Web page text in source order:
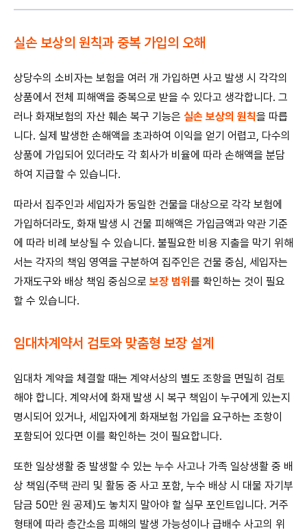
실손 보상의 원칙과 중복 가입의 오해
상당수의 소비자는 보험을 여러 개 가입하면 사고 발생 시 각각의
상품에서 전체 피해액을 중복으로 받을 수 있다고 생각합니다. 그
러나 화재보험의 자산 훼손 복구 기능은 실손 보상의 원칙을 따릅
니다. 실제 발생한 손해액을 초과하여 이익을 얻기 어렵고, 다수의
상품에 가입되어 있더라도 각 회사가 비율에 따라 손해액을 분담
하여 지급할 수 있습니다.
따라서 집주인과 세입자가 동일한 건물을 대상으로 각각 보험에
가입하더라도, 화재 발생 시 건물 피해액은 가입금액과 약관 기준
에 따라 비례 보상될 수 있습니다. 불필요한 비용 지출을 막기 위해
서는 각자의 책임 영역을 구분하여 집주인은 건물 중심, 세입자는
가재도구와 배상 책임 중심으로 보장 범위 를 확인하는 것이 필요
할 수 있습니다.
임대차계약서 검토와 맞춤형 보장 설계
임대차 계약을 체결할 때는 계약서상의 별도 조항을 면밀히 검토
해야 합니다. 계약서에 화재 발생 시 복구 책임이 누구에게 있는지
명시되어 있거나, 세입자에게 화재보험 가입을 요구하는 조항이
포함되어 있다면 이를 확인하는 것이 필요합니다.
또한 일상생활 중 발생할 수 있는 누수 사고나 가족 일상생활 중 배
상 책임(주택 관리 및 활동 중 사고 포함, 누수 배상 시 대물 자기부
담금 50만 원 공제)도 놓치지 말아야 할 실무 포인트입니다. 거주
형태에 따라 층간소음 피해의 발생 가능성이나 급배수 사고의 위